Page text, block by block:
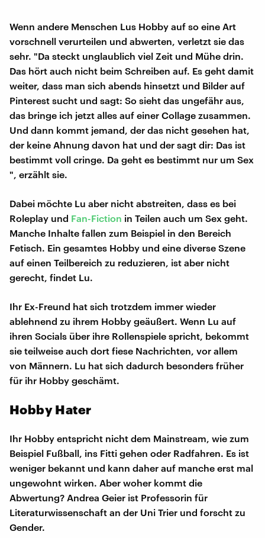
Wenn andere Menschen Lus Hobby auf so eine Art
vorschnell verurteilen und abwerten, verletzt sie das
sehr. "Da steckt unglaublich viel Zeit und Mühe drin.
Das hört auch nicht beim Schreiben auf. Es geht damit
weiter, dass man sich abends hinsetzt und Bilder auf
Pinterest sucht und sagt: So sieht das ungefähr aus,
das bringe ich jetzt alles auf einer Collage zusammen.
Und dann kommt jemand, der das nicht gesehen hat,
der keine Ahnung davon hat und der sagt dir: Das ist
bestimmt voll cringe. Da geht es bestimmt nur um Sex
", erzählt sie.
Dabei möchte Lu aber nicht abstreiten, dass es bei
Roleplay und Fan-Fiction in Teilen auch um Sex geht.
Manche Inhalte fallen zum Beispiel in den Bereich
Fetisch. Ein gesamtes Hobby und eine diverse Szene
auf einen Teilbereich zu reduzieren, ist aber nicht
gerecht, findet Lu.
Ihr Ex-Freund hat sich trotzdem immer wieder
ablehnend zu ihrem Hobby geäußert. Wenn Lu auf
ihren Socials über ihre Rollenspiele spricht, bekommt
sie teilweise auch dort fiese Nachrichten, vor allem
von Männern. Lu hat sich dadurch besonders früher
für ihr Hobby geschämt.
Hobby Hater
Ihr Hobby entspricht nicht dem Mainstream, wie zum
Beispiel Fußball, ins Fitti gehen oder Radfahren. Es ist
weniger bekannt und kann daher auf manche erst mal
ungewohnt wirken. Aber woher kommt die
Abwertung? Andrea Geier ist Professorin für
Literaturwissenschaft an der Uni Trier und forscht zu
Gender.